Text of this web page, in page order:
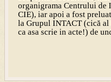
organigrama Centrului de
CIE), iar apoi a fost
la Grupul INTACT (cică
ca asa scrie in acte!) de